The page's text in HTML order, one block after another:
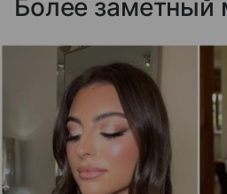
Более заметный